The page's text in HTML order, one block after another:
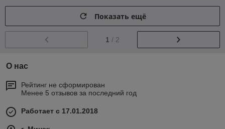
Показать ещё
1 / 2
О нас
Рейтинг не сформирован
Менее 5 отзывов за последний год
Работает с 17.01.2018